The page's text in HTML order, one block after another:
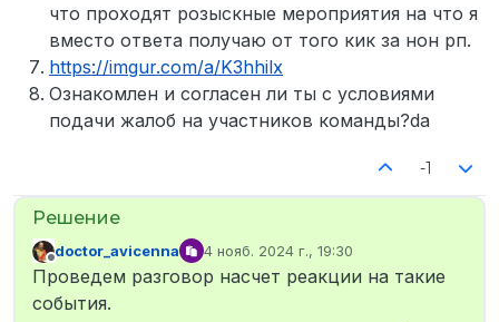
что проходят розыскные мероприятия на что я
вместо ответа получаю от того кик за нон рп.
https://imgur.com/a/K3hhilx
Ознакомлен и согласен ли ты с условиями
подачи жалоб на участников команды?da
-1
Не в сети
doctor_avicenna 4 нояб. 2024 г., 19:30
отредактировано
Проведем разговор насчет реакции на такие
события.